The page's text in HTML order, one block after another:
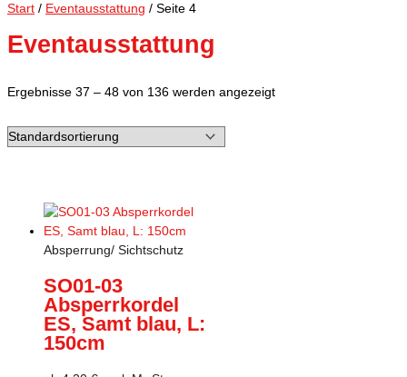
Start / Eventausstattung / Seite 4
Eventausstattung
Ergebnisse 37 – 48 von 136 werden angezeigt
Absperrung/ Sichtschutz
SO01-03
Absperrkordel
ES, Samt blau, L:
150cm